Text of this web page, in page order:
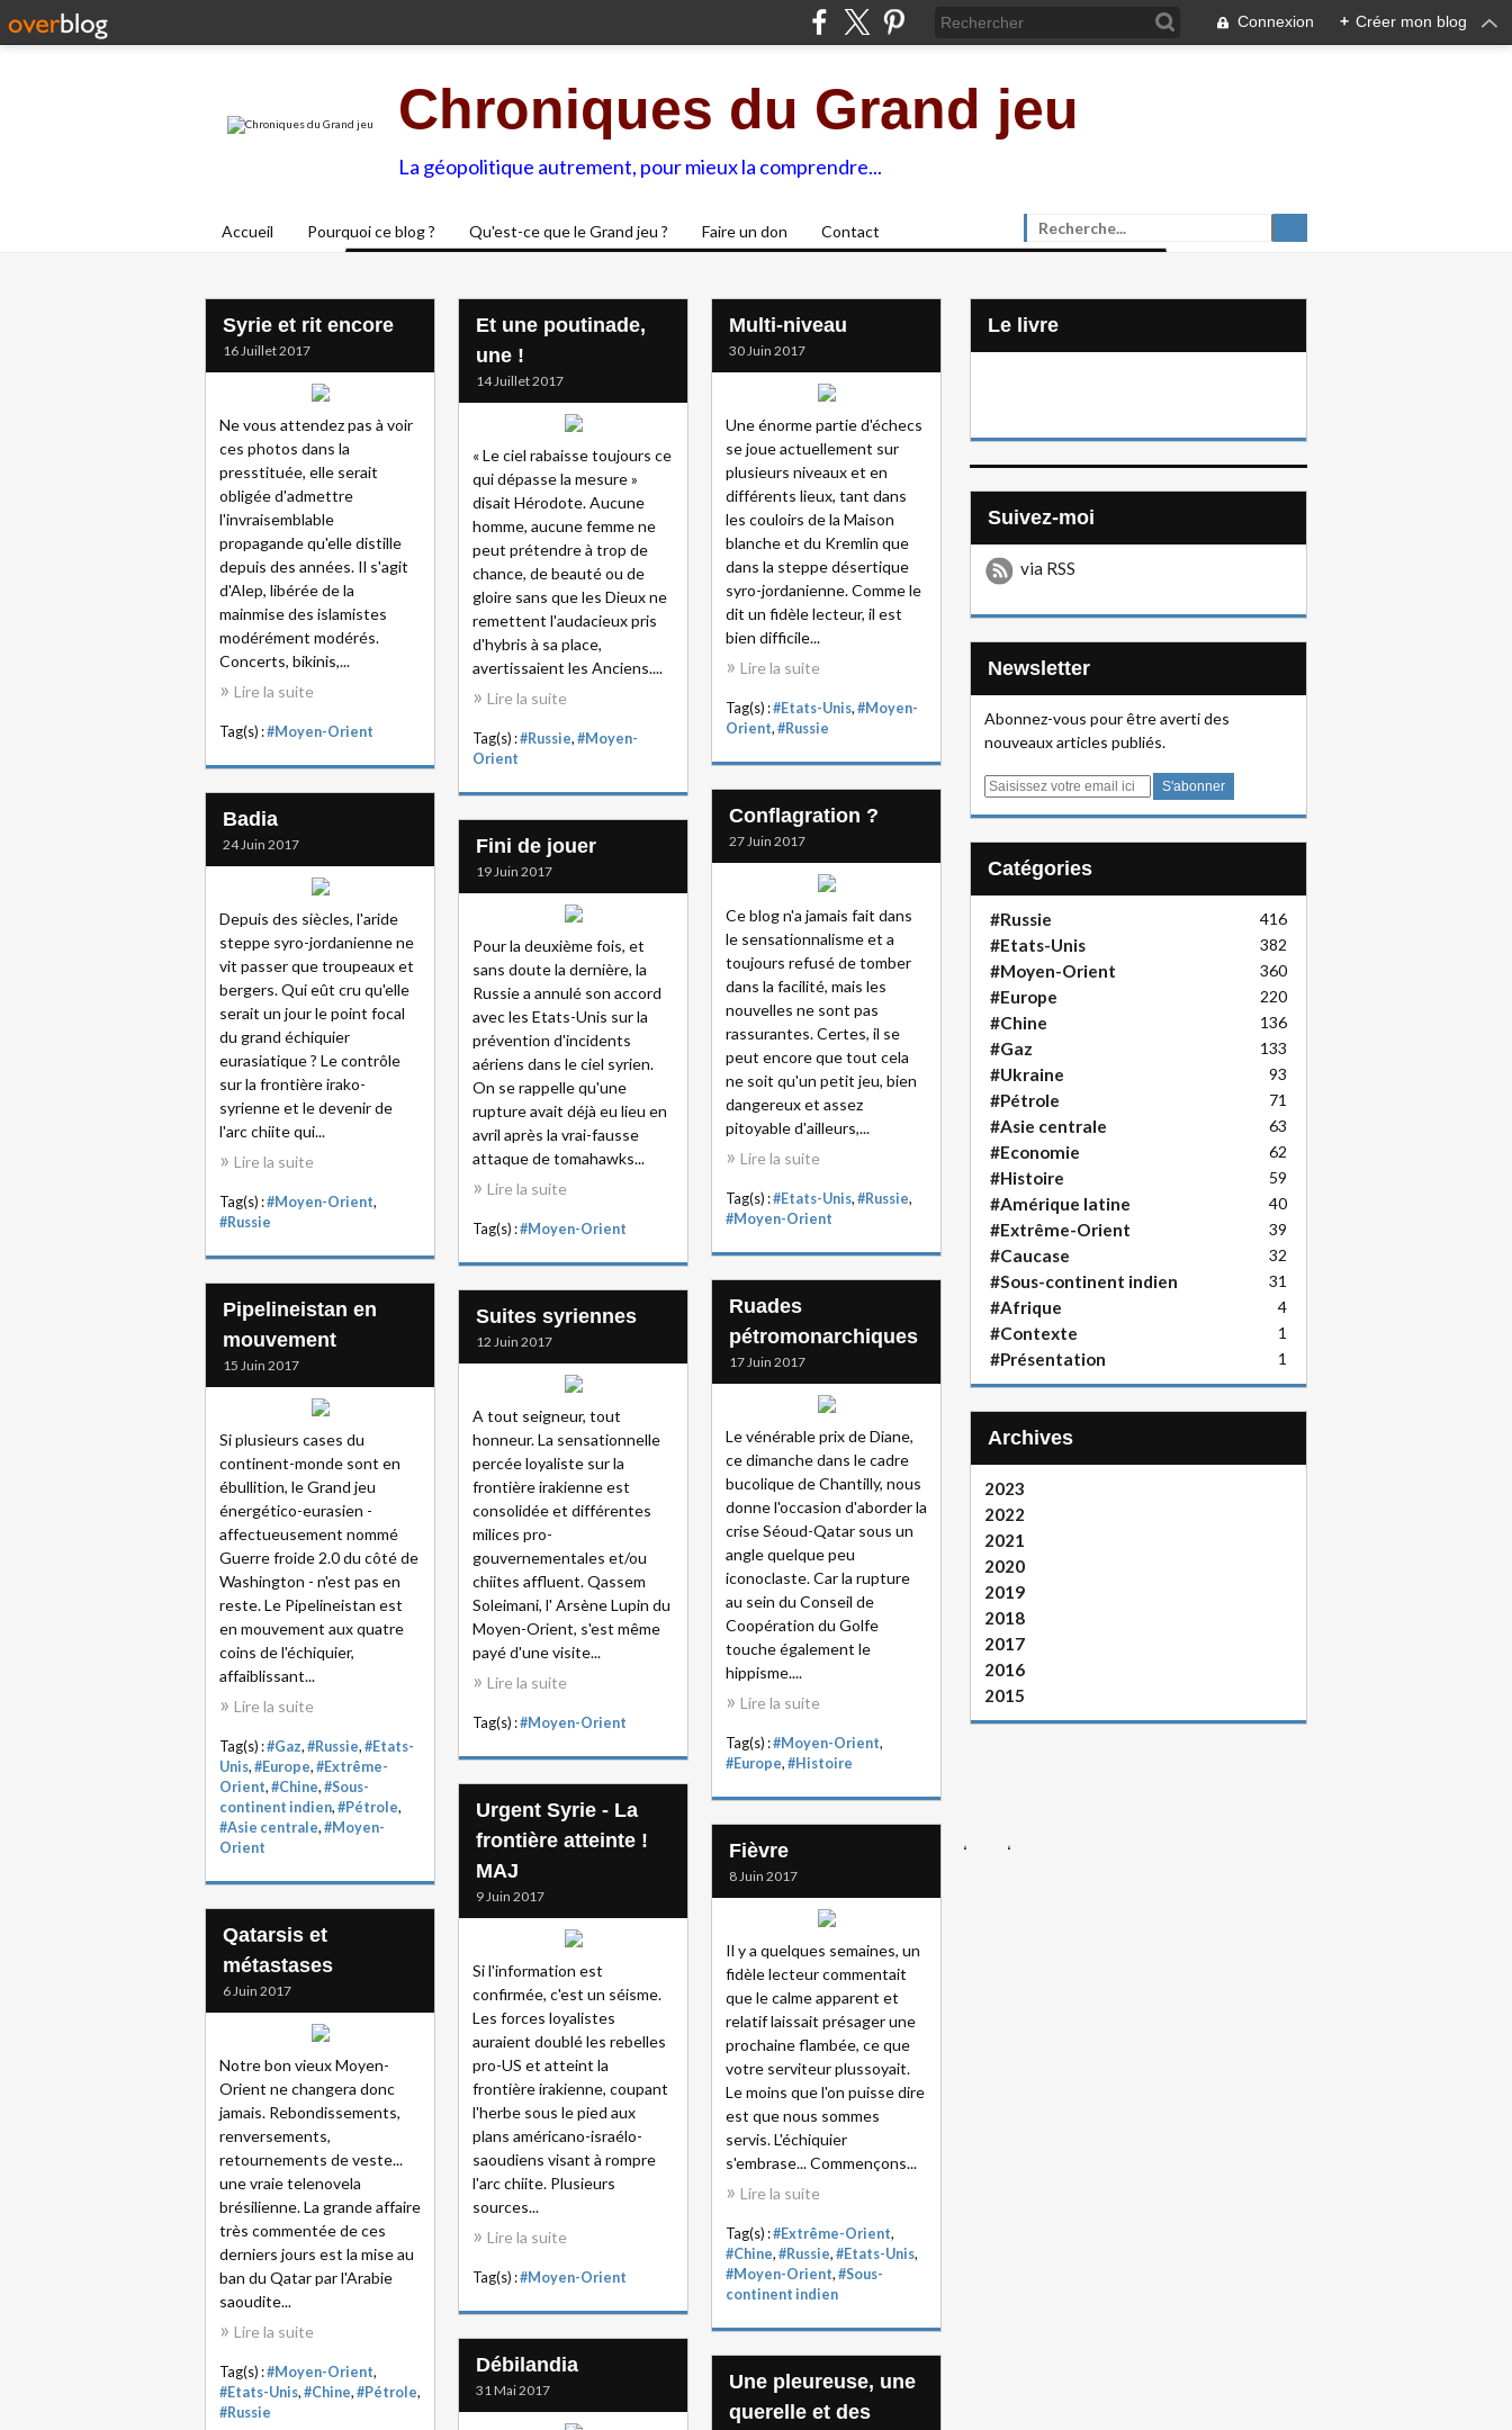
Connexion + Créer mon blog
Chroniques du Grand jeu
La géopolitique autrement, pour mieux la comprendre...
Accueil Pourquoi ce blog ? Qu'est-ce que le Grand jeu ? Faire un don Contact
Syrie et rit encore
16 Juillet 2017
Ne vous attendez pas à voir
ces photos dans la
presstituée, elle serait
obligée d'admettre
l'invraisemblable
propagande qu'elle distille
depuis des années. Il s'agit
d'Alep, libérée de la
mainmise des islamistes
modérément modérés.
Concerts, bikinis,...
Lire la suite
Tag(s) :#Moyen-Orient
Et une poutinade,
une !
14 Juillet 2017
« Le ciel rabaisse toujours ce
qui dépasse la mesure »
disait Hérodote. Aucune
homme, aucune femme ne
peut prétendre à trop de
chance, de beauté ou de
gloire sans que les Dieux ne
remettent l'audacieux pris
d'hybris à sa place,
avertissaient les Anciens....
Lire la suite
Tag(s) :#Russie, #Moyen-
Orient
Multi-niveau
30 Juin 2017
Une énorme partie d'échecs
se joue actuellement sur
plusieurs niveaux et en
différents lieux, tant dans
les couloirs de la Maison
blanche et du Kremlin que
dans la steppe désertique
syro-jordanienne. Comme le
dit un fidèle lecteur, il est
bien difficile...
Lire la suite
Tag(s) :#Etats-Unis, #Moyen-
Orient, #Russie
Conflagration ?
27 Juin 2017
Ce blog n'a jamais fait dans
le sensationnalisme et a
toujours refusé de tomber
dans la facilité, mais les
nouvelles ne sont pas
rassurantes. Certes, il se
peut encore que tout cela
ne soit qu'un petit jeu, bien
dangereux et assez
pitoyable d'ailleurs,...
Lire la suite
Tag(s) :#Etats-Unis, #Russie,
#Moyen-Orient
Badia
24 Juin 2017
Depuis des siècles, l'aride
steppe syro-jordanienne ne
vit passer que troupeaux et
bergers. Qui eût cru qu'elle
serait un jour le point focal
du grand échiquier
eurasiatique ? Le contrôle
sur la frontière irako-
syrienne et le devenir de
l'arc chiite qui...
Lire la suite
Tag(s) :#Moyen-Orient,
#Russie
Fini de jouer
19 Juin 2017
Pour la deuxième fois, et
sans doute la dernière, la
Russie a annulé son accord
avec les Etats-Unis sur la
prévention d'incidents
aériens dans le ciel syrien.
On se rappelle qu'une
rupture avait déjà eu lieu en
avril après la vrai-fausse
attaque de tomahawks...
Lire la suite
Tag(s) :#Moyen-Orient
Ruades
pétromonarchiques
17 Juin 2017
Le vénérable prix de Diane,
ce dimanche dans le cadre
bucolique de Chantilly, nous
donne l'occasion d'aborder la
crise Séoud-Qatar sous un
angle quelque peu
iconoclaste. Car la rupture
au sein du Conseil de
Coopération du Golfe
touche également le
hippisme....
Lire la suite
Tag(s) :#Moyen-Orient,
#Europe, #Histoire
Pipelineistan en
mouvement
15 Juin 2017
Si plusieurs cases du
continent-monde sont en
ébullition, le Grand jeu
énergético-eurasien -
affectueusement nommé
Guerre froide 2.0 du côté de
Washington - n'est pas en
reste. Le Pipelineistan est
en mouvement aux quatre
coins de l'échiquier,
affaiblissant...
Lire la suite
Tag(s) :#Gaz, #Russie, #Etats-
Unis, #Europe, #Extrême-
Orient, #Chine, #Sous-
continent indien, #Pétrole,
#Asie centrale, #Moyen-
Orient
Suites syriennes
12 Juin 2017
A tout seigneur, tout
honneur. La sensationnelle
percée loyaliste sur la
frontière irakienne est
consolidée et différentes
milices pro-
gouvernementales et/ou
chiites affluent. Qassem
Soleimani, l' Arsène Lupin du
Moyen-Orient, s'est même
payé d'une visite...
Lire la suite
Tag(s) :#Moyen-Orient
Urgent Syrie - La
frontière atteinte !
MAJ
9 Juin 2017
Si l'information est
confirmée, c'est un séisme.
Les forces loyalistes
auraient doublé les rebelles
pro-US et atteint la
frontière irakienne, coupant
l'herbe sous le pied aux
plans américano-israélo-
saoudiens visant à rompre
l'arc chiite. Plusieurs
sources...
Lire la suite
Tag(s) :#Moyen-Orient
Fièvre
8 Juin 2017
Il y a quelques semaines, un
fidèle lecteur commentait
que le calme apparent et
relatif laissait présager une
prochaine flambée, ce que
votre serviteur plussoyait.
Le moins que l'on puisse dire
est que nous sommes
servis. L'échiquier
s'embrase... Commençons...
Lire la suite
Tag(s) :#Extrême-Orient,
#Chine, #Russie, #Etats-Unis,
#Moyen-Orient, #Sous-
continent indien
Qatarsis et
métastases
6 Juin 2017
Notre bon vieux Moyen-
Orient ne changera donc
jamais. Rebondissements,
renversements,
retournements de veste...
une vraie telenovela
brésilienne. La grande affaire
très commentée de ces
derniers jours est la mise au
ban du Qatar par l'Arabie
saoudite...
Lire la suite
Tag(s) :#Moyen-Orient,
#Etats-Unis, #Chine, #Pétrole,
#Russie
Débilandia
31 Mai 2017
Une pleureuse, une
querelle et des
Le livre
Suivez-moi
via RSS
Newsletter
Abonnez-vous pour être averti des
nouveaux articles publiés.
E
Catégories
#Russie 416
#Etats-Unis 382
#Moyen-Orient 360
#Europe 220
#Chine 136
#Gaz 133
#Ukraine 93
#Pétrole 71
#Asie centrale 63
#Economie 62
#Histoire 59
#Amérique latine 40
#Extrême-Orient 39
#Caucase 32
#Sous-continent indien 31
#Afrique 4
#Contexte 1
#Présentation 1
Archives
2023
2022
2021
2020
2019
2018
2017
2016
2015